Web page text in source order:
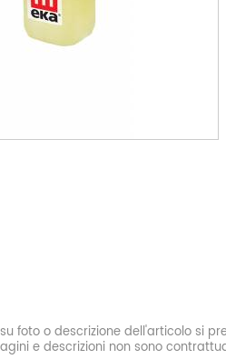
foto o descrizione dell'articolo si
e descrizioni non sono